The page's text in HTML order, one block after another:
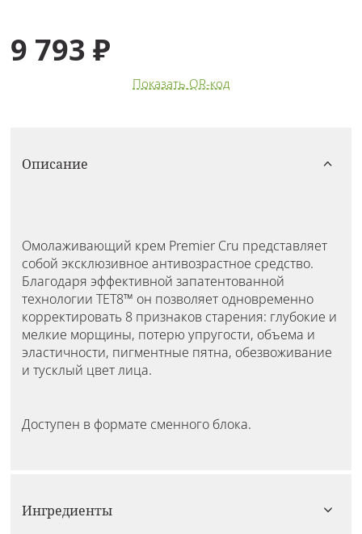
9 793 ₽
Показать QR-код
Описание
Омолаживающий крем Premier Cru представляет
собой эксклюзивное антивозрастное средство.
Благодаря эффективной запатентованной
технологии TET8™ он позволяет одновременно
корректировать 8 признаков старения: глубокие и
мелкие морщины, потерю упругости, объема и
эластичности, пигментные пятна, обезвоживание
и тусклый цвет лица.
Доступен в формате сменного блока.
Ингредиенты